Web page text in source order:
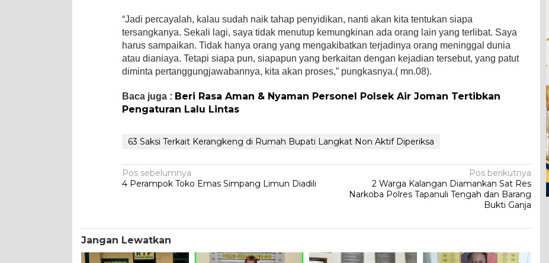
“Jadi percayalah, kalau sudah naik tahap penyidikan, nanti akan kita tentukan siapa
tersangkanya. Sekali lagi, saya tidak menutup kemungkinan ada orang lain yang terlibat. Saya
harus sampaikan. Tidak hanya orang yang mengakibatkan terjadinya orang meninggal dunia
atau dianiaya. Tetapi siapa pun, siapapun yang berkaitan dengan kejadian tersebut, yang patut
diminta pertanggungjawabannya, kita akan proses,” pungkasnya.( mn.08).
Baca juga : Beri Rasa Aman & Nyaman Personel Polsek Air Joman Tertibkan
Pengaturan Lalu Lintas
63 Saksi Terkait Kerangkeng di Rumah Bupati Langkat Non Aktif Diperiksa
Navigasi
pos
Pos sebelumnya
4 Perampok Toko Emas Simpang Limun Diadili
Pos berikutnya
2 Warga Kalangan Diamankan Sat Res
Narkoba Polres Tapanuli Tengah dan Barang
Bukti Ganja
Jangan Lewatkan